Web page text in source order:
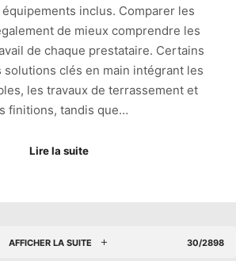
inclus. Comparer les
de mieux comprendre les
de chaque prestataire. Certains
clés en main intégrant les
les travaux de terrassement et
finitions, tandis que…
Lire la suite
AFFICHER LA SUITE 30/2898